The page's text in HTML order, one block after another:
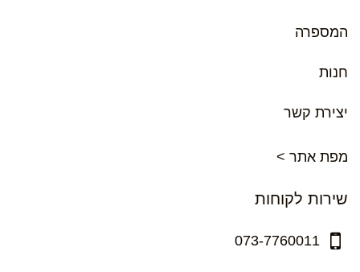
המספרה
חנות
יצירת קשר
מפת אתר >
שירות לקוחות
073-7760011